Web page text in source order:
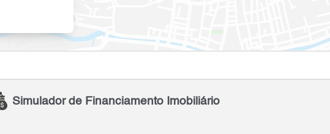
Simulador de Financiamento Imobiliário